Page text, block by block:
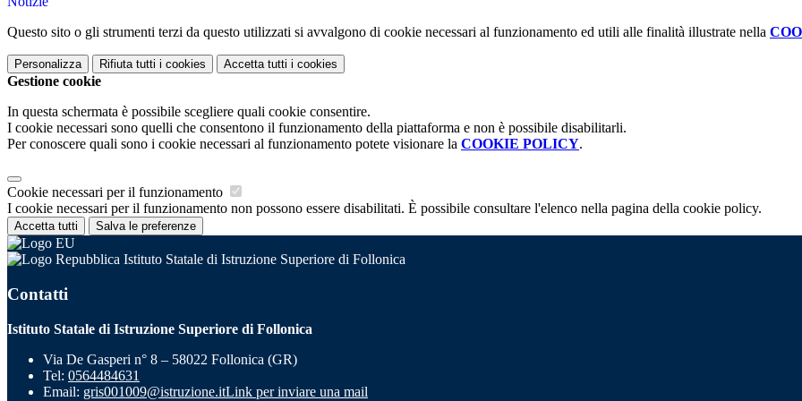
Questo sito o gli strumenti terzi da questo utilizzati si avvalgono di cookie necessari al funzionamento ed utili alle finalità illustrate nella
Personalizza Rifiuta tutti i cookies Accetta tutti i cookies
Gestione cookie
In questa schermata è possibile scegliere quali cookie consentire.
I cookie necessari sono quelli che consentono il funzionamento della piattaforma e non è possibile disabilitarli.
Per conoscere quali sono i cookie necessari al funzionamento potete visionare la COOKIE POLICY.
Cookie necessari per il funzionamento
I cookie necessari per il funzionamento non possono essere disabilitati. È possibile consultare l'elenco nella pagina della cookie policy.
Accetta tutti Salva le preferenze
Istituto Statale di Istruzione Superiore di Follonica
Contatti
Istituto Statale di Istruzione Superiore di Follonica
Via De Gasperi n° 8 – 58022 Follonica (GR)
Tel: 0564484631
Email: gris001009@istruzione.itLink per inviare una mail